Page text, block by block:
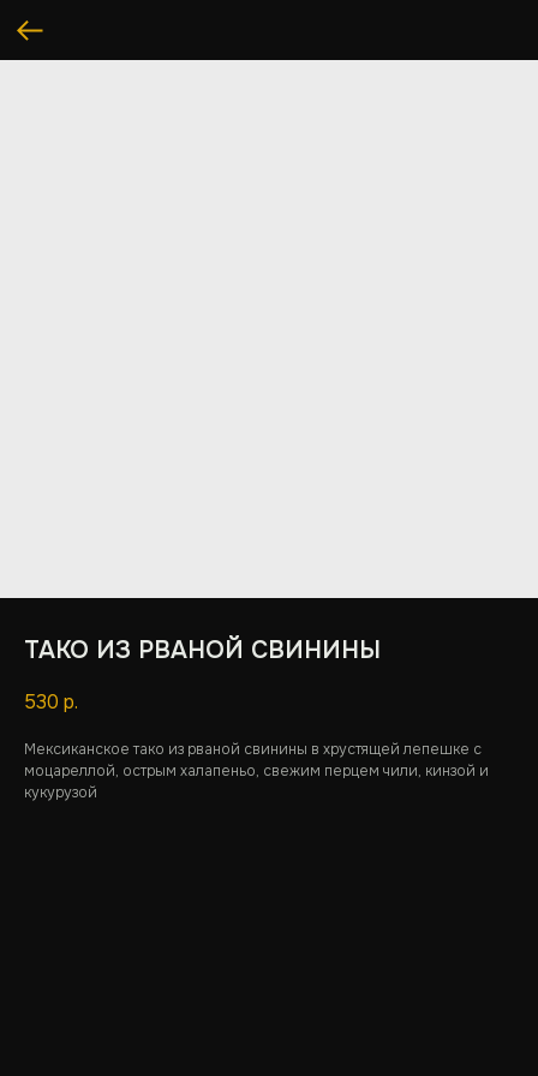
ТАКО ИЗ РВАНОЙ СВИНИНЫ
530 р.
Мексиканское тако из рваной свинины в хрустящей лепешке с
моцареллой, острым халапеньо, свежим перцем чили, кинзой и
кукурузой